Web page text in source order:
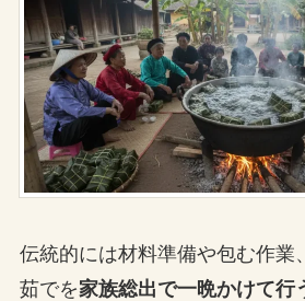
伝統的には材料準備や包む作業
茹でを家族総出で一晩かけて行